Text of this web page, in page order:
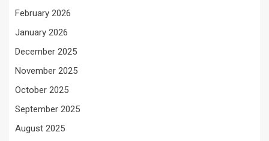
February 2026
January 2026
December 2025
November 2025
October 2025
September 2025
August 2025